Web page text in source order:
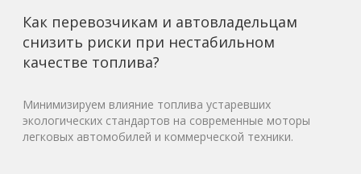
Как перевозчикам и автовладельцам
снизить риски при нестабильном
качестве топлива?
Минимизируем влияние топлива устаревших
экологических стандартов на современные моторы
легковых автомобилей и коммерческой техники.